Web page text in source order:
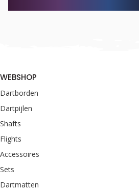
WEBSHOP
Dartborden
Dartpijlen
Shafts
Flights
Accessoires
Sets
Dartmatten